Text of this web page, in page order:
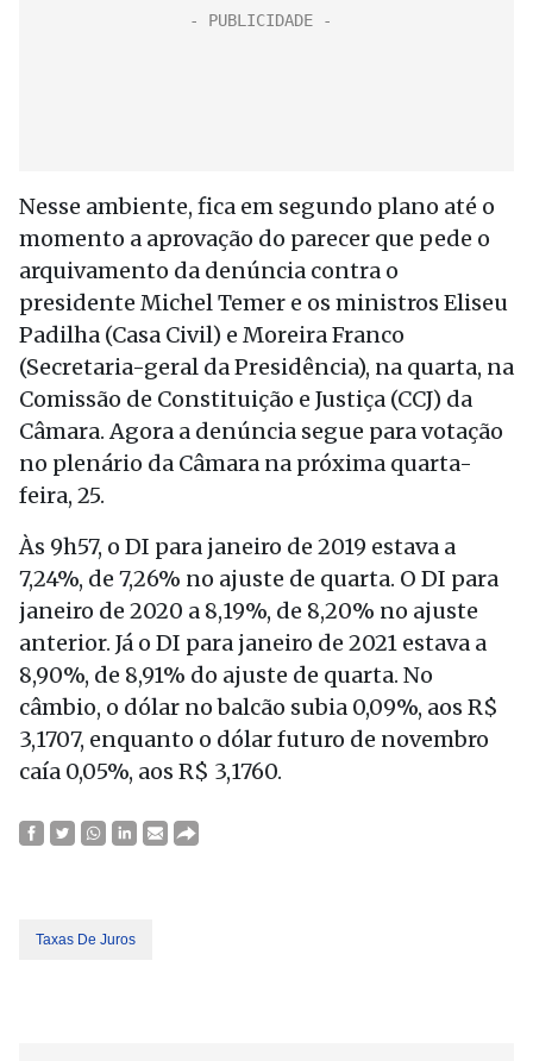
Nesse ambiente, fica em segundo plano até o
momento a aprovação do parecer que pede o
arquivamento da denúncia contra o
presidente Michel Temer e os ministros Eliseu
Padilha (Casa Civil) e Moreira Franco
(Secretaria-geral da Presidência), na quarta, na
Comissão de Constituição e Justiça (CCJ) da
Câmara. Agora a denúncia segue para votação
no plenário da Câmara na próxima quarta-
feira, 25.
Às 9h57, o DI para janeiro de 2019 estava a
7,24%, de 7,26% no ajuste de quarta. O DI para
janeiro de 2020 a 8,19%, de 8,20% no ajuste
anterior. Já o DI para janeiro de 2021 estava a
8,90%, de 8,91% do ajuste de quarta. No
câmbio, o dólar no balcão subia 0,09%, aos R$
3,1707, enquanto o dólar futuro de novembro
caía 0,05%, aos R$ 3,1760.
Taxas De Juros